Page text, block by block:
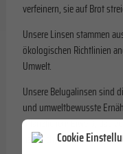
verfeinern, sie auf Brot
Unsere Linsen stammen
ökologischen Richtlinien
Umwelt.
Unsere Belugalinsen sind
und umweltbewusste
pflanzlichem Eiweiß, das
natürlich, transparent und
Cookie